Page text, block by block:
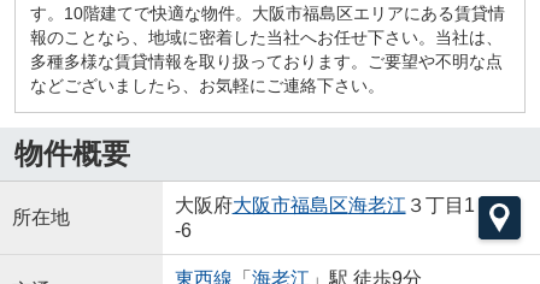
す。10階建てで快適な物件。大阪市福島区エリアにある賃貸情
報のことなら、地域に密着した当社へお任せ下さい。当社は、
多種多様な賃貸情報を取り扱っております。ご要望や不明な点
などございましたら、お気軽にご連絡下さい。
物件概要
所在地
大阪府大阪市福島区海老江 ３丁目1
-6
東西線 「 海老江 」駅 徒歩9分